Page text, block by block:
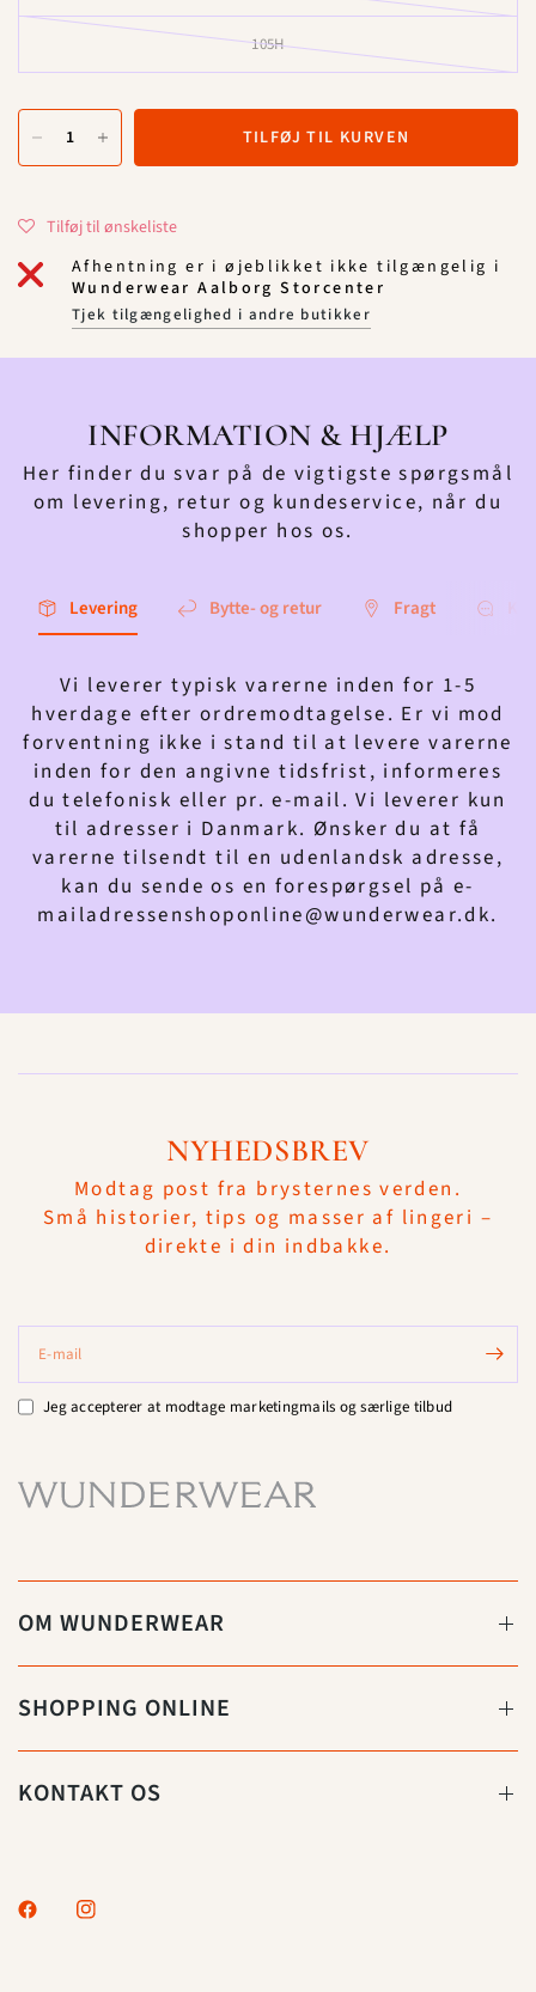
105H
TILFØJ TIL KURVEN
Tilføj til ønskeliste
Afhentning er i øjeblikket ikke tilgængelig i
Wunderwear Aalborg Storcenter
Tjek tilgængelighed i andre butikker
INFORMATION & HJÆLP
Her finder du svar på de vigtigste spørgsmål
om levering, retur og kundeservice, når du
shopper hos os.
Levering Bytte- og retur Fragt
Vi leverer typisk varerne inden for 1-5
hverdage efter ordremodtagelse. Er vi mod
forventning ikke i stand til at levere varerne
inden for den angivne tidsfrist, informeres
du telefonisk eller pr. e-mail. Vi leverer kun
til adresser i Danmark. Ønsker du at få
varerne tilsendt til en udenlandsk adresse,
kan du sende os en forespørgsel på e-
mailadressenshoponline@wunderwear.dk.
NYHEDSBREV
Modtag post fra brysternes verden.
Små historier, tips og masser af lingeri –
direkte i din indbakke.
E-mail
Jeg accepterer at modtage marketingmails og særlige tilbud
OM WUNDERWEAR
SHOPPING ONLINE
KONTAKT OS